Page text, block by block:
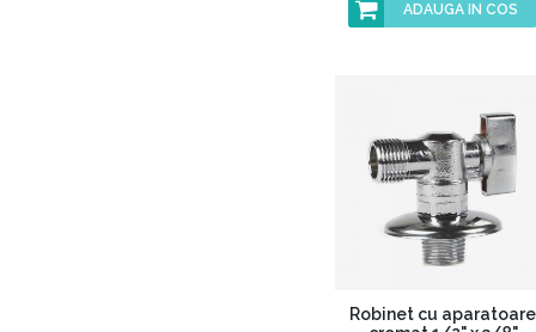
ADAUGA IN COS
Robinet cu aparatoare